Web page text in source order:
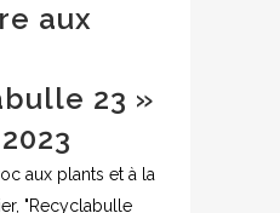
aux
23 »
aux plants et à la
"Recyclabulle